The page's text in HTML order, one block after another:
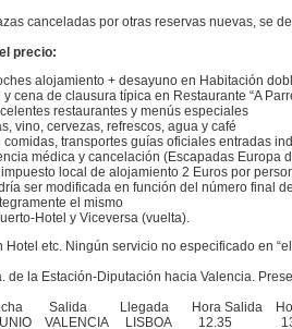
canceladas por otras reservas nuevas, se
precio:
alojamiento + desayuno en Habitación
cena de clausura típica en Restaurante “A
restaurantes y menús especiales
vino, cervezas, refrescos, agua y café
comidas, transportes guías oficiales entradas
médica y cancelación (Escapadas Europa
local de alojamiento 2 Euros por
ser modificada en función del número final
el mismo
Hotel y Viceversa (vuelta).
Hotel etc. Ningún servicio no especificado en
de la Estación-Diputación hacia Valencia.
Llegada Hora Salida Hora
VALENCIA LISBOA 12.35